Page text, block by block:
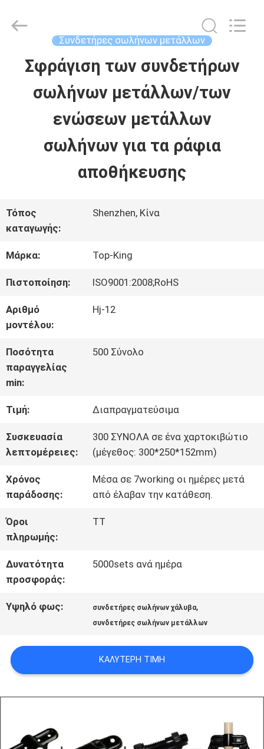
ΣΠΊΤΙ
ΠΡΟΪΌΝΤΑ
ΣΧΕΤΙΚΆ
ΕΜΆΣ
ΕΠΙΣΚΈΨΕΙΣ
ΣΤΟ
ΕΡΓΟΣΤΆΣΙΟ
ΈΛΕΓΧΟΣ
ΠΟΙΌΤΗΤΑΣ
ΕΠΙΚΟΙΝΩΝΉΣΤΕ
ΜΑΖΊ
ΜΑΣ
ΖΗΤΉΣΤΕ
ΜΙΑ
ΠΡΟΣΦΟΡΆ
SITEMAP
ΠΟΛΙΤΙΚΉ
Jingji
Technology
Συνδετήρες σωλήνων μετάλλων
Σφράγιση των συνδετήρων
σωλήνων μετάλλων/των
ενώσεων μετάλλων
σωλήνων για τα ράφια
αποθήκευσης
Τόπος
καταγωγής:
Shenzhen, Κίνα
Μάρκα: Top-King
Πιστοποίηση: ISO9001:2008;RoHS
Αριθμό
μοντέλου:
Hj-12
Ποσότητα
παραγγελίας
min:
500 Σύνολο
Τιμή: Διαπραγματεύσιμα
Συσκευασία
λεπτομέρειες:
300 ΣΥΝΟΛΑ σε ένα χαρτοκιβώτιο
(μέγεθος: 300*250*152mm)
Χρόνος
παράδοσης:
Μέσα σε 7working οι ημέρες μετά
από έλαβαν την κατάθεση.
Όροι
πληρωμής:
TT
Δυνατότητα
προσφοράς:
5000sets ανά ημέρα
Υψηλό φως: συνδετήρες σωλήνων χάλυβα,
συνδετήρες σωλήνων μετάλλων
ΚΑΛΎΤΕΡΗ ΤΙΜΉ